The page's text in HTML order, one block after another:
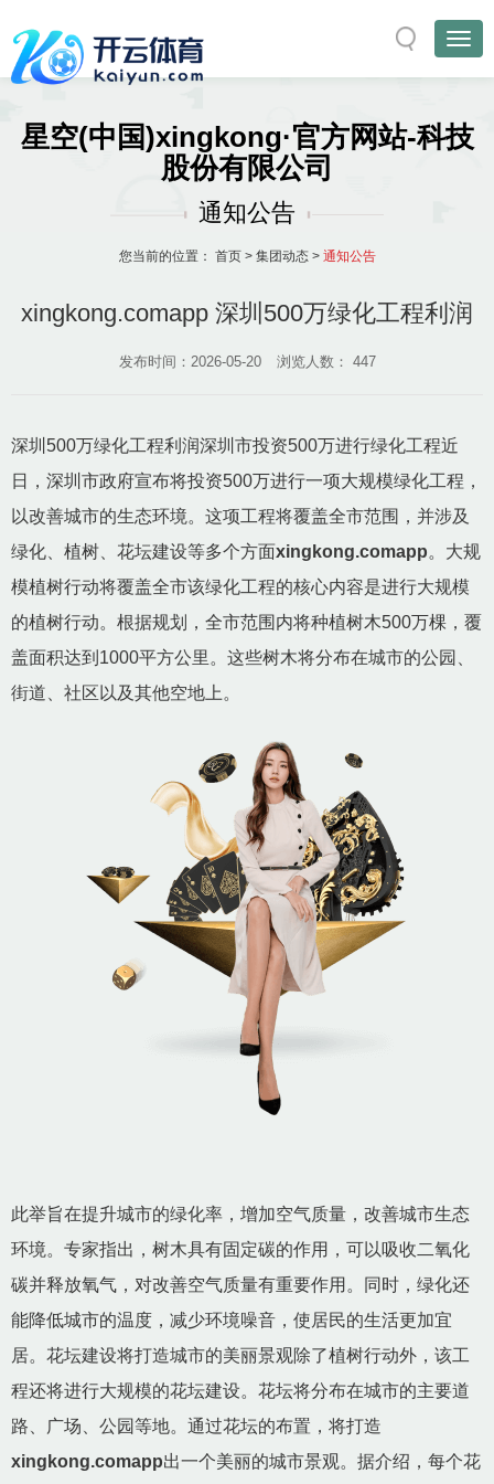
星空(中国)xingkong·官方网站-科技
股份有限公司
通知公告
您当前的位置： 首页> 集团动态> 通知公告
xingkong.comapp 深圳500万绿化工程利润
发布时间：2026-05-20 浏览人数： 447
深圳500万绿化工程利润深圳市投资500万进行绿化工程近
日，深圳市政府宣布将投资500万进行一项大规模绿化工程，
以改善城市的生态环境。这项工程将覆盖全市范围，并涉及
绿化、植树、花坛建设等多个方面xingkong.comapp。大规
模植树行动将覆盖全市该绿化工程的核心内容是进行大规模
的植树行动。根据规划，全市范围内将种植树木500万棵，覆
盖面积达到1000平方公里。这些树木将分布在城市的公园、
街道、社区以及其他空地上。
此举旨在提升城市的绿化率，增加空气质量，改善城市生态
环境。专家指出，树木具有固定碳的作用，可以吸收二氧化
碳并释放氧气，对改善空气质量有重要作用。同时，绿化还
能降低城市的温度，减少环境噪音，使居民的生活更加宜
居。花坛建设将打造城市的美丽景观除了植树行动外，该工
程还将进行大规模的花坛建设。花坛将分布在城市的主要道
路、广场、公园等地。通过花坛的布置，将打造
xingkong.comapp出一个美丽的城市景观。据介绍，每个花